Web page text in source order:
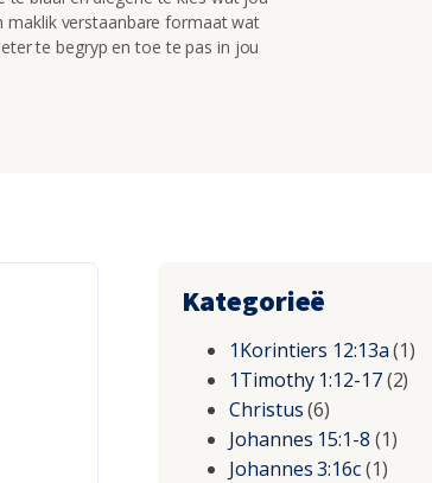
maklik verstaanbare formaat wat
te begryp en toe te pas in jou
Kategorieë
1Korintiers 12:13a(1)
1Timothy 1:12-17(2)
Christus(6)
Johannes 15:1-8 (1)
Johannes 3:16c(1)